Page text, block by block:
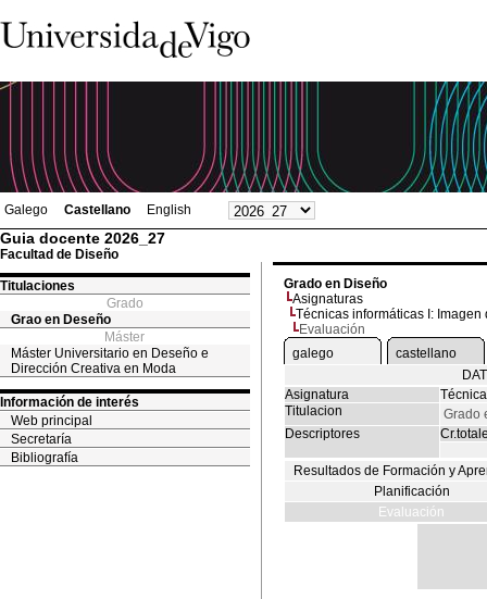
Galego Castellano English
Guia docente 2026_27
Facultad de Diseño
Titulaciones
Grado
Grao en Deseño
Máster
Máster Universitario en Deseño e
Dirección Creativa en Moda
Información de interés
Web principal
Secretaría
Bibliografía
Grado en Diseño
Asignaturas
Técnicas informáticas I: Imagen
Evaluación
galego
castellano
Asignatura
Titulacion
Grado
Descriptores
Resultados de Formación y
Planificación
Evaluación